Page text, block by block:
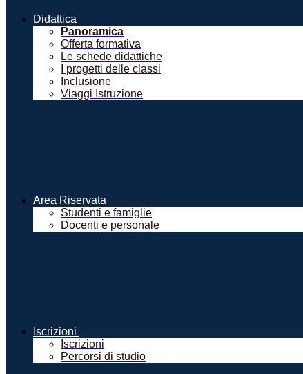
Didattica
Panoramica
Offerta formativa
Le schede didattiche
I progetti delle classi
Inclusione
Viaggi Istruzione
Area Riservata
Studenti e famiglie
Docenti e personale
Iscrizioni
Iscrizioni
Percorsi di studio